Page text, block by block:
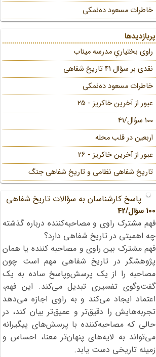
خاطرات مسعود ده‌نمکی
پربازدیدها
راوی بختیاریِ مدرسه میناب
نقدی بر سؤال 41 تاریخ شفاهی
خاطرات مسعود ده‌نمکی
عبور از آخرین خاکریز - 25
100 سؤال/41
اربعین در قلب محله
عبور از آخرین خاکریز - 26
تاریخ شفاهی نظامی و تاریخ شفاهی جنگ
پاسخ کارشناسان به سؤالات تاریخ شفاهی
100 سؤال/42
فهم مشترک راوی و مصاحبه‌کننده درباره گذشته
چه اهمیتی در تاریخ شفاهی دارد؟
فهم مشترک بین راوی و مصاحبه کننده یا همان
پژوهشگر در تاریخ شفاهی مهم است چون
مصاحبه را از یک پرسش‌وپاسخ ساده به یک
گفت‌وگوی تفسیری تبدیل می‌کند. این فهم،
اعتماد ایجاد می‌کند و به راوی اجازه می‌دهد
تجربه‌هایش را دقیق‌تر و عمیق‌تر بیان کند، در
حالی که مصاحبه‌کننده با پرسش‌های پیگیرانه
می‌تواند به لایه‌های پنهان‌تر معنا، احساس و
زمینه تاریخی دست یابد.